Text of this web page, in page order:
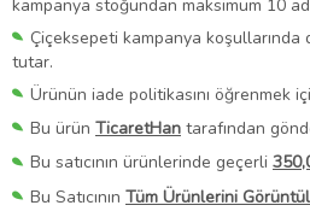
kampanya stoğundan maksimum 10
Çiçeksepeti kampanya koşullarında
tutar.
Ürünün iade politikasını öğrenmek
Bu ürün TicaretHan tarafından
Bu satıcının ürünlerinde geçerli
Bu Satıcının Tüm Ürünlerini